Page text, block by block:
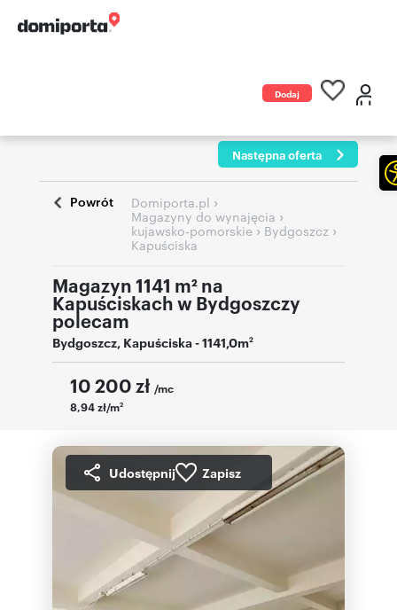
Dodaj
Następna oferta
Powrót Domiporta.pl ›
Magazyny do wynajęcia ›
kujawsko-pomorskie› Bydgoszcz ›
Kapuściska
Magazyn 1141 m² na
Kapuściskach w Bydgoszczy
polecam
Bydgoszcz, Kapuściska- 1141,0m2
10 200 zł /mc
8,94 zł/m2
Udostępnij Zapisz